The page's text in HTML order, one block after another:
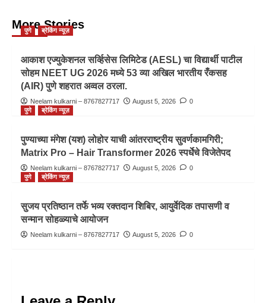
More Stories
पुणे ब्रेकिंग न्यूज़
आकाश एज्युकेशनल सर्व्हिसेस लिमिटेड (AESL) चा विद्यार्थी पाटील
सोहम NEET UG 2026 मध्ये 53 व्या अखिल भारतीय रँकसह
(AIR) पुणे शहरात अव्वल ठरला.
Neelam kulkarni – 8767827717 August 5, 2026
0
पुणे
ब्रेकिंग न्यूज़
पुण्याच्या मंगेश (यश) लोहोर याची आंतरराष्ट्रीय सुवर्णकामगिरी;
Matrix Pro – Hair Transformer 2026 स्पर्धेचे विजेतेपद
Neelam kulkarni – 8767827717 August 5, 2026
0
पुणे
ब्रेकिंग न्यूज़
सुजय प्रतिष्ठान तर्फे भव्य रक्तदान शिबिर, आयुर्वेदिक तपासणी व
सन्मान सोहळ्याचे आयोजन
Neelam kulkarni – 8767827717 August 5, 2026 0